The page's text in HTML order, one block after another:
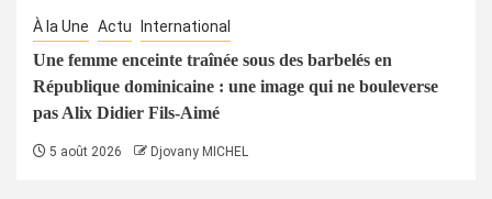
À la Une Actu International
Une femme enceinte traînée sous des barbelés en
République dominicaine : une image qui ne bouleverse
pas Alix Didier Fils-Aimé
5 août 2026 Djovany MICHEL